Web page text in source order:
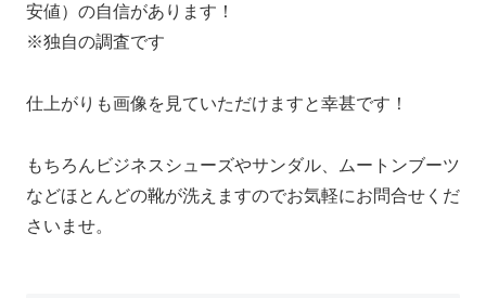
安値）の自信があります！
※独自の調査です
仕上がりも画像を見ていただけますと幸甚です！
もちろんビジネスシューズやサンダル、ムートンブーツ
などほとんどの靴が洗えますのでお気軽にお問合せくだ
さいませ。